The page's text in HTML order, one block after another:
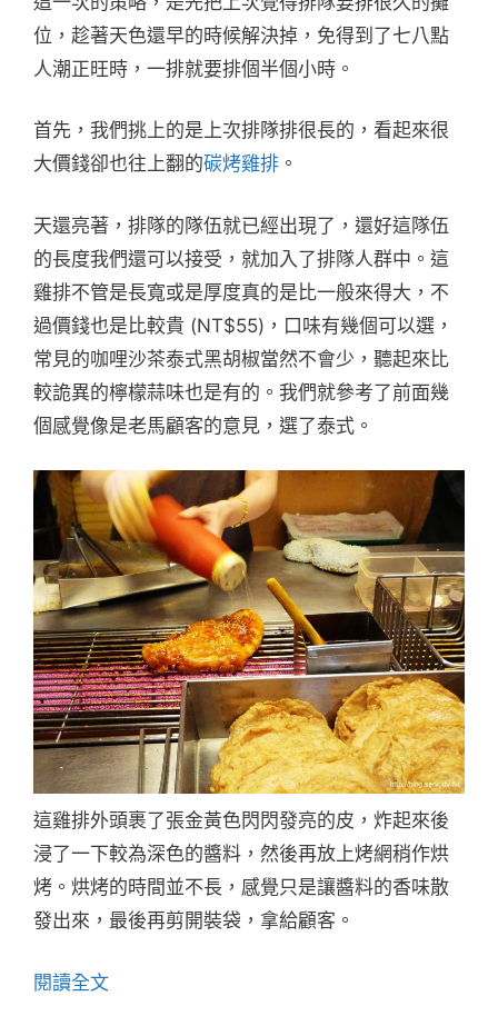
位，趁著天色還早的時候解決掉，免得到了七八點
人潮正旺時，一排就要排個半個小時。
首先，我們挑上的是上次排隊排很長的，看起來很
大價錢卻也往上翻的碳烤雞排 。
天還亮著，排隊的隊伍就已經出現了，還好這隊伍
的長度我們還可以接受，就加入了排隊人群中。這
雞排不管是長寬或是厚度真的是比一般來得大，不
過價錢也是比較貴 (NT$55)，口味有幾個可以選，
常見的咖哩沙茶泰式黑胡椒當然不會少，聽起來比
較詭異的檸檬蒜味也是有的。我們就參考了前面幾
個感覺像是老馬顧客的意見，選了泰式。
這雞排外頭裹了張金黃色閃閃發亮的皮，炸起來後
浸了一下較為深色的醬料，然後再放上烤網稍作烘
烤。烘烤的時間並不長，感覺只是讓醬料的香味散
發出來，最後再剪開裝袋，拿給顧客。
閱讀全文